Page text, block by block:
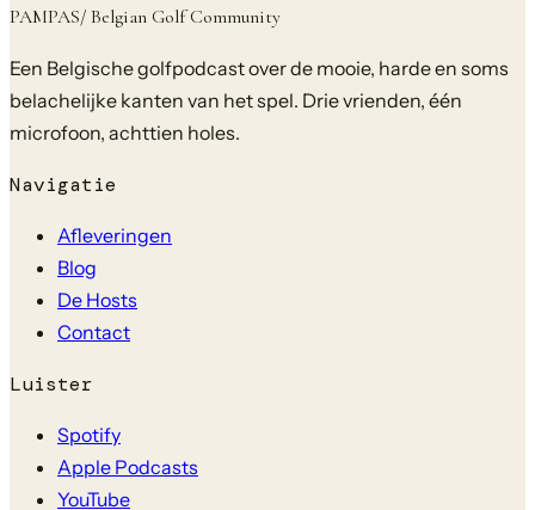
PAMPAS/ Belgian Golf Community
Een Belgische golfpodcast over de mooie, harde en soms
belachelijke kanten van het spel. Drie vrienden, één
microfoon, achttien holes.
Navigatie
Afleveringen
Blog
De Hosts
Contact
Luister
Spotify
Apple Podcasts
YouTube